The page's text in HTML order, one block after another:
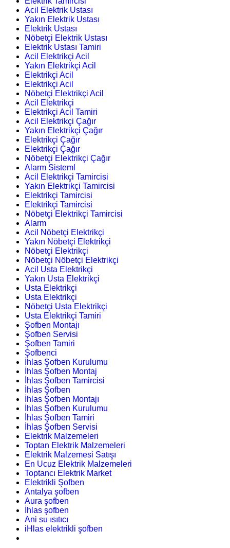
Acil Elektrik Ustası
Yakın Elektrik Ustası
Elektrik Ustası
Nöbetçi Elektrik Ustası
Elektrik Ustası Tamiri
Acil Elektrikçi Acil
Yakın Elektrikçi Acil
Elektrikçi Acil
Elektrikçi Acil
Nöbetçi Elektrikçi Acil
Acil Elektrikçi
Elektrikçi Acil Tamiri
Acil Elektrikçi Çağır
Yakın Elektrikçi Çağır
Elektrikçi Çağır
Elektrikçi Çağır
Nöbetçi Elektrikçi Çağır
Alarm Sisteml
Acil Elektrikçi Tamircisi
Yakın Elektrikçi Tamircisi
Elektrikçi Tamircisi
Elektrikçi Tamircisi
Nöbetçi Elektrikçi Tamircisi
Alarm
Acil Nöbetçi Elektrikçi
Yakın Nöbetçi Elektrikçi
Nöbetçi Elektrikçi
Nöbetçi Nöbetçi Elektrikçi
Acil Usta Elektrikçi
Yakın Usta Elektrikçi
Usta Elektrikçi
Usta Elektrikçi
Nöbetçi Usta Elektrikçi
Usta Elektrikçi Tamiri
Şofben Montajı
Şofben Servisi
Şofben Tamiri
Şofbenci
İhlas Şofben Kurulumu
İhlas Şofben Montaj
İhlas Şofben Tamircisi
İhlas Şofben
İhlas Şofben Montajı
İhlas Şofben Kurulumu
İhlas Şofben Tamiri
İhlas Şofben Servisi
Elektrik Malzemeleri
Toptan Elektrik Malzemeleri
Elektrik Malzemesi Satışı
En Ucuz Elektrik Malzemeleri
Toptancı Elektrik Market
Elektrikli Şofben
Antalya şofben
Aura şofben
İhlas şofben
Ani su ısıtıcı
iHlas elektrikli şofben